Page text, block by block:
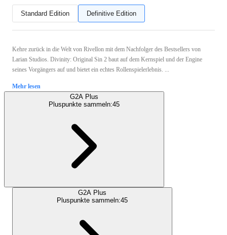
Standard Edition Definitive Edition
Kehre zurück in die Welt von Rivellon mit dem Nachfolger des Bestsellers von
Larian Studios. Divinity: Original Sin 2 baut auf dem Kernspiel und der Engine
seines Vorgängers auf und bietet ein echtes Rollenspielerlebnis. ...
Mehr lesen
G2A Plus
Pluspunkte sammeln:45
G2A Plus
Pluspunkte sammeln:45